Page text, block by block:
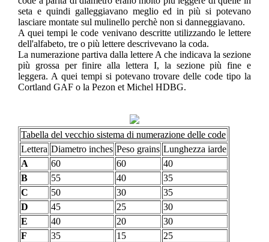
seta e quindi galleggiavano meglio ed in più si potevano
lasciare montate sul mulinello perchè non si danneggiavano.
A quei tempi le code venivano descritte utilizzando le lettere
dell'alfabeto, tre o più lettere descrivevano la coda.
La numerazione partiva dalla lettere A che indicava la sezione
più grossa per finire alla lettera I, la sezione più fine e
leggera. A quei tempi si potevano trovare delle code tipo la
Cortland GAF o la Pezon et Michel HDBG.
Tabella del vecchio sistema di numerazione delle code
Lettera Diametro inches Peso grains Lunghezza iarde
A
60 60
40
B
55 40
35
C
50 30
35
D
45 25
30
E
40 20
30
F
35 15
25